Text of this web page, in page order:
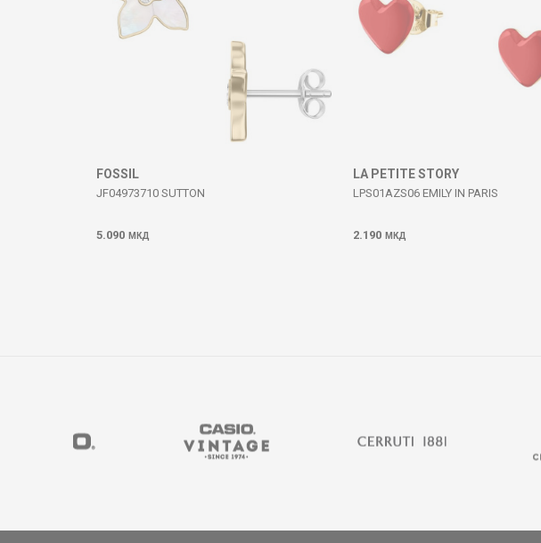
FOSSIL
JF04973710 SUTTON
5.090 МКД
LA PETITE STORY
LPS01AZS06 EMILY IN PARIS
2.190 МКД